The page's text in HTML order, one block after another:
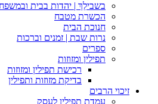
בשבילֵךְ | יהדות בבית
הכשרת מטבח
חנוכת הבית
נרות שבת | זמנים וברכות
ספרים
תפילין ומזוזות
רכישת תפילין ומזוזות
בדיקת מזוזות ותפילין
זיכוי הרבים
עמדת תפילין לעסק